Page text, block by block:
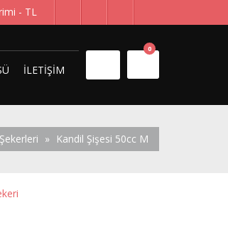
- TL
0
İLETIŞIM
» Kandil Şişesi 50cc M